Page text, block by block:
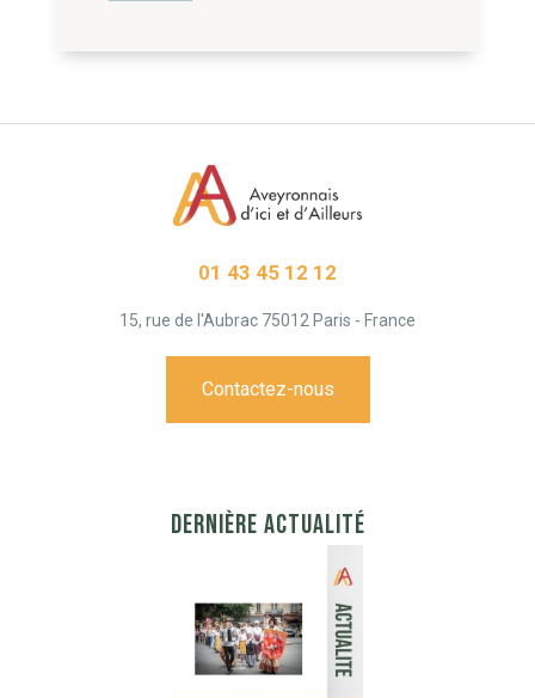
01 43 45 12 12
15, rue de l'Aubrac 75012 Paris - France
Contactez-nous
DERNIÈRE ACTUALITÉ